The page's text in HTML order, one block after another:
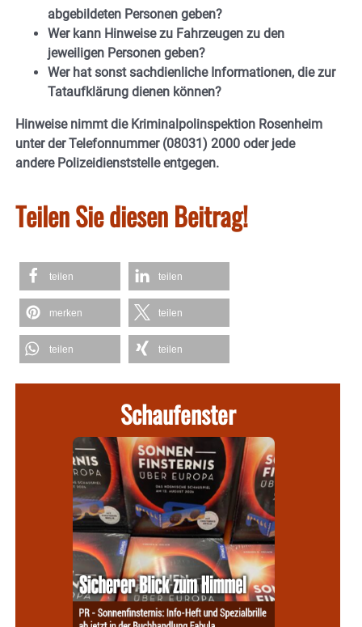
abgebildeten Personen geben?
Wer kann Hinweise zu Fahrzeugen zu den
jeweiligen Personen geben?
Wer hat sonst sachdienliche Informationen, die zur
Tataufklärung dienen können?
Hinweise nimmt die Kriminalpolinspektion Rosenheim
unter der Telefonnummer (08031) 2000 oder jede
andere Polizeidienststelle entgegen.
Teilen Sie diesen Beitrag!
teilen teilen
merken teilen
teilen teilen
Schaufenster